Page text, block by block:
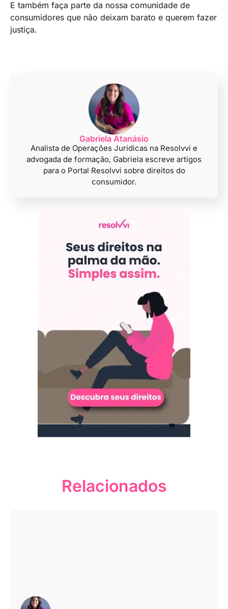
E também faça parte da nossa comunidade de
consumidores que não deixam barato e querem fazer
justiça.
Gabriela Atanásio
Analista de Operações Jurídicas na Resolvvi e
advogada de formação, Gabriela escreve artigos
para o Portal Resolvvi sobre direitos do
consumidor.
Relacionados